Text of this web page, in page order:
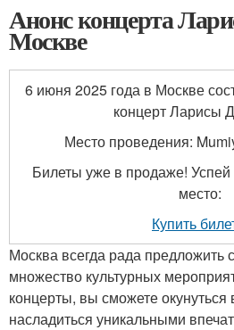
Анонс концерта
Москве
6 июня 2025 года в Москве
концерт Ларисы
Место проведения:
Билеты уже в продаже! Успей
место:
Купить
Москва всегда рада предложить
множество культурных
концерты, вы сможете окунуться
насладиться уникальными